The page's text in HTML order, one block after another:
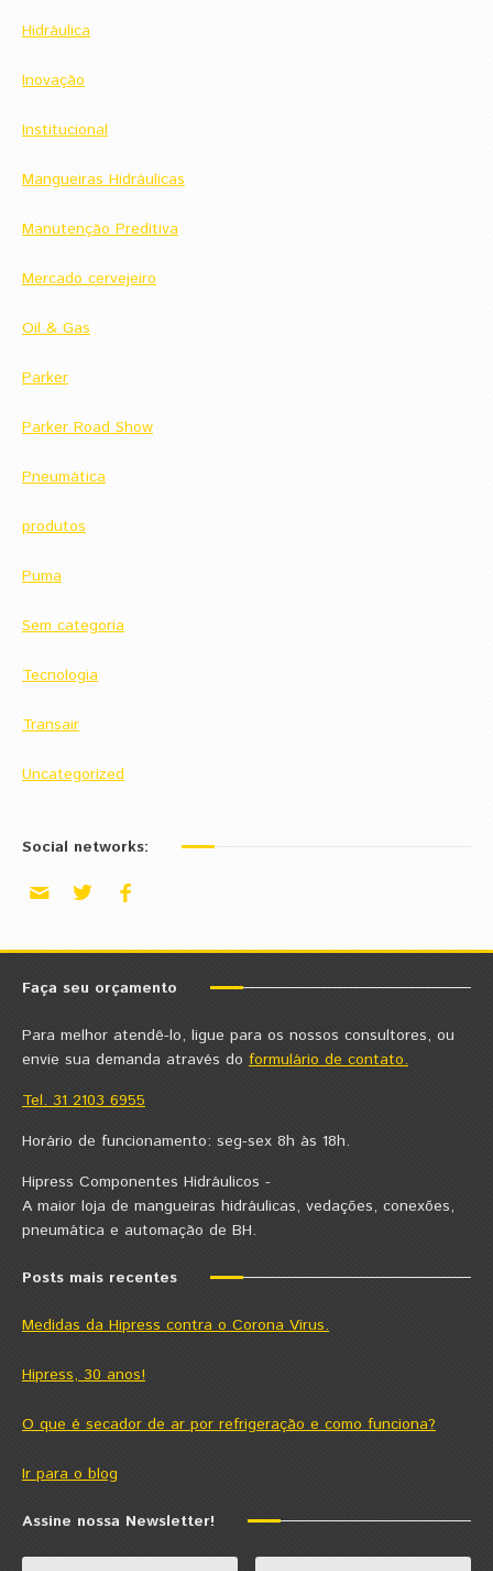
Hidráulica
Inovação
Institucional
Mangueiras Hidráulicas
Manutenção Preditiva
Mercado cervejeiro
Oil & Gas
Parker
Parker Road Show
Pneumática
produtos
Puma
Sem categoria
Tecnologia
Transair
Uncategorized
Social networks:
Faça seu orçamento
Para melhor atendê-lo, ligue para os nossos consultores, ou
envie sua demanda através do formulário de contato.
Tel. 31 2103 6955
Horário de funcionamento: seg-sex 8h às 18h.
Hipress Componentes Hidráulicos -
A maior loja de mangueiras hidráulicas, vedações, conexões,
pneumática e automação de BH.
Posts mais recentes
Medidas da Hipress contra o Corona Virus.
Hipress, 30 anos!
O que é secador de ar por refrigeração e como funciona?
Ir para o blog
Assine nossa Newsletter!